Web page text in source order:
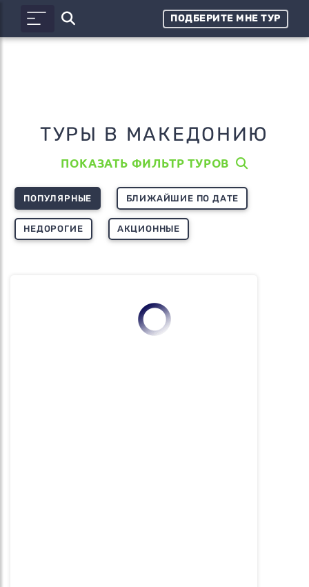
ПОДБЕРИТЕ МНЕ ТУР
ТУРЫ В МАКЕДОНИЮ
ПОКАЗАТЬ ФИЛЬТР ТУРОВ
ПОПУЛЯРНЫЕ БЛИЖАЙШИЕ ПО ДАТЕ
НЕДОРОГИЕ АКЦИОННЫЕ